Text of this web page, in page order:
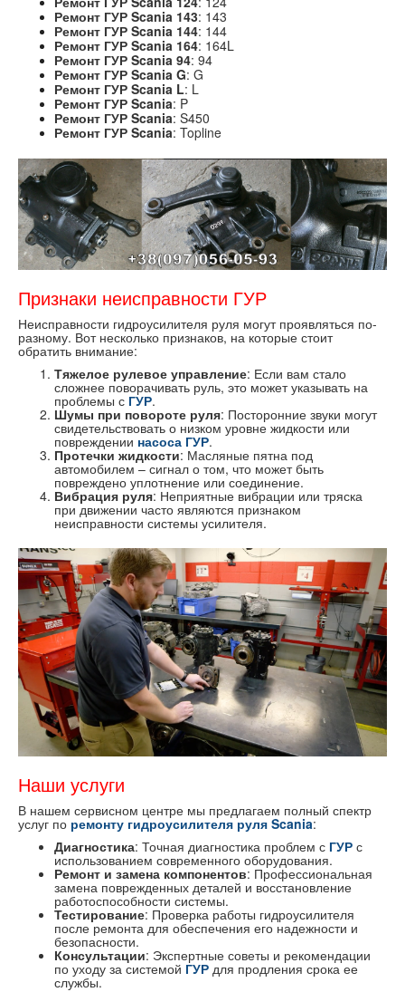
Ремонт ГУР Scania 143: 143
Ремонт ГУР Scania 144: 144
Ремонт ГУР Scania 164: 164L
Ремонт ГУР Scania 94: 94
Ремонт ГУР Scania G: G
Ремонт ГУР Scania L: L
Ремонт ГУР Scania: P
Ремонт ГУР Scania: S450
Ремонт ГУР Scania: Topline
Признаки неисправности ГУР
Неисправности гидроусилителя руля могут проявляться по-
разному. Вот несколько признаков, на которые стоит
обратить внимание:
Тяжелое рулевое управление: Если вам стало
сложнее поворачивать руль, это может указывать на
проблемы с ГУР.
Шумы при повороте руля: Посторонние звуки могут
свидетельствовать о низком уровне жидкости или
повреждении насоса ГУР.
Протечки жидкости: Масляные пятна под
автомобилем – сигнал о том, что может быть
повреждено уплотнение или соединение.
Вибрация руля: Неприятные вибрации или тряска
при движении часто являются признаком
неисправности системы усилителя.
Наши услуги
В нашем сервисном центре мы предлагаем полный спектр
услуг по ремонту гидроусилителя руля Scania:
Диагностика: Точная диагностика проблем с ГУР с
использованием современного оборудования.
Ремонт и замена компонентов: Профессиональная
замена поврежденных деталей и восстановление
работоспособности системы.
Тестирование: Проверка работы гидроусилителя
после ремонта для обеспечения его надежности и
безопасности.
Консультации: Экспертные советы и рекомендации
по уходу за системой ГУР для продления срока ее
службы.